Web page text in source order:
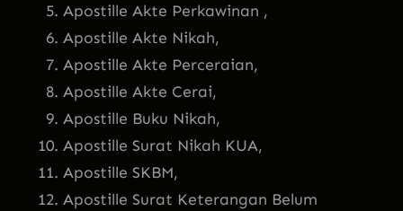
Apostille Akte Perkawinan ,
Apostille Akte Nikah,
Apostille Akte Perceraian,
Apostille Akte Cerai,
Apostille Buku Nikah,
Apostille Surat Nikah KUA,
Apostille SKBM,
Apostille Surat Keterangan Belum